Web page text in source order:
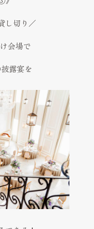
し切り／
会場で
露宴を